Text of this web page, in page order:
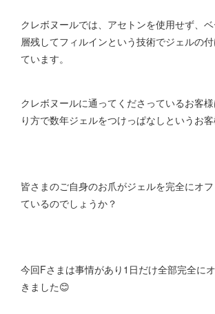
クレボヌールでは、アセトンを使用せず、
層残してフィルインという技術でジェルの
ています。
クレボヌールに通ってくださっているお客
り方で数年ジェルをつけっぱなしというお
皆さまのご自身のお爪がジェルを完全にオ
ているのでしょうか？
今回Fさまは事情があり1日だけ全部完全に
きました😊